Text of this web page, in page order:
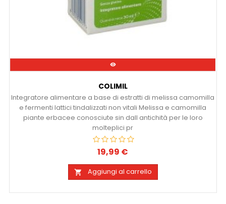

COLIMIL
Integratore alimentare a base di estratti di melissa camomilla
e fermenti lattici tindalizzati non vitali Melissa e camomilla
piante erbacee conosciute sin dall antichità per le loro
molteplici pr
Prezzo
19,99 €
 Aggiungi al carrello